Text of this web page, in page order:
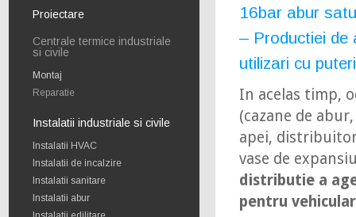
Proiectare
Centrale termice industriale
si civile
Montaj
Reparatie
Instalatii industriale si civile
Instalatii HVAC
Instalatii de incalzire
Instalatii sanitare
Instalatii abur
16bar abur
– Productiei de
utilizari cu
In acelas timp,
(cazane de
apei,
vase de
distributie a
pentru